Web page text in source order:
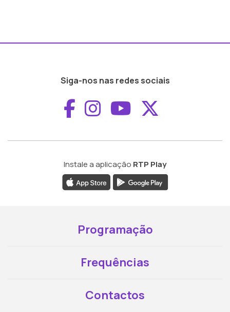
Siga-nos nas redes sociais
Aceder ao
Aceder ao
Aceder ao
Instale a aplicação RTP Play
Programação
Frequências
Contactos